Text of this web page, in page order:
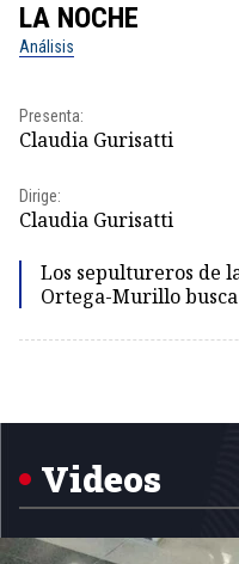
LA NOCHE
Análisis
Presenta:
Claudia Gurisatti
Dirige:
Claudia Gurisatti
Los sepultureros de
Ortega-Murillo
5
Videos